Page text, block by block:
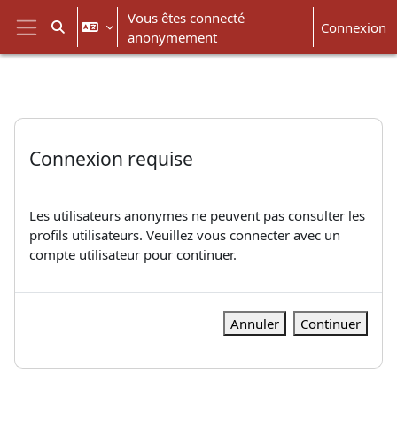
Passer au contenu principal
Panneau latéral
Activer/désactiver la saisie de recherche
Vous êtes connecté
anonymement
Connexion
Connexion requise
Les utilisateurs anonymes ne peuvent pas consulter les
profils utilisateurs. Veuillez vous connecter avec un
compte utilisateur pour continuer.
Annuler Continuer